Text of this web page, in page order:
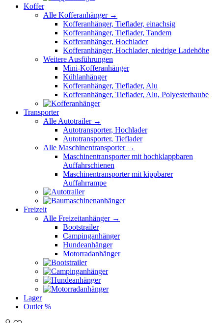
Koffer
Alle Kofferanhänger →
Kofferanhänger, Tieflader, einachsig
Kofferanhänger, Tieflader, Tandem
Kofferanhänger, Hochlader
Kofferanhänger, Hochlader, niedrige Ladehöhe
Weitere Ausführungen
Mini-Kofferanhänger
Kühlanhänger
Kofferanhänger, Tieflader, Alu
Kofferanhänger, Tieflader, Alu, Polyesterhaube
Transporter
Alle Autotrailer →
Autotransporter, Hochlader
Autotransporter, Tieflader
Alle Maschinentransporter →
Maschinentransporter mit hochklappbaren
Auffahrschienen
Maschinentransporter mit kippbarer
Auffahrrampe
Freizeit
Alle Freizeitanhänger →
Bootstrailer
Campinganhänger
Hundeanhänger
Motorradanhänger
Lager
Outlet %